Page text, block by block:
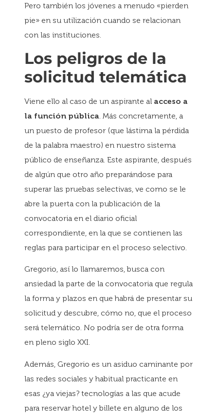
Pero también los jóvenes a menudo «pierden
pie» en su utilización cuando se relacionan
con las instituciones.
Los peligros de la
solicitud telemática
Viene ello al caso de un aspirante al acceso a
la función pública. Más concretamente, a
un puesto de profesor (que lástima la pérdida
de la palabra maestro) en nuestro sistema
público de enseñanza. Este aspirante, después
de algún que otro año preparándose para
superar las pruebas selectivas, ve como se le
abre la puerta con la publicación de la
convocatoria en el diario oficial
correspondiente, en la que se contienen las
reglas para participar en el proceso selectivo.
Gregorio, así lo llamaremos, busca con
ansiedad la parte de la convocatoria que regula
la forma y plazos en que habrá de presentar su
solicitud y descubre, cómo no, que el proceso
será telemático. No podría ser de otra forma
en pleno siglo XXI.
Además, Gregorio es un asiduo caminante por
las redes sociales y habitual practicante en
esas ¿ya viejas? tecnologías a las que acude
para reservar hotel y billete en alguno de los